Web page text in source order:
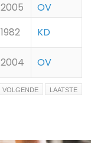
2005
OV
1982
KD
2004 OV
VOLGENDE LAATSTE